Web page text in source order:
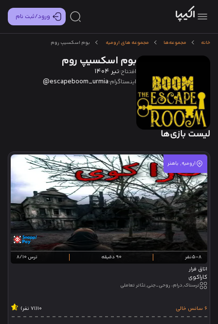
ورود/ثبت نام
خانه مجموعه‌ها مجموعه های ارومیه بوم اسکسیپ روم
بوم اسکسیپ روم
افتتاح:تیر 1404
اینستاگرام:escapeboom_urmia@
لیست بازی‌ها
ارومیه, باهنر
5-8نفر 90 دقیقه ترس 8/10
اتاق فرار
کاراکوی
ترسناک,درام، روحی_جنی,تئاتر تعاملی
6 سانس خالی 10(71 نفر)